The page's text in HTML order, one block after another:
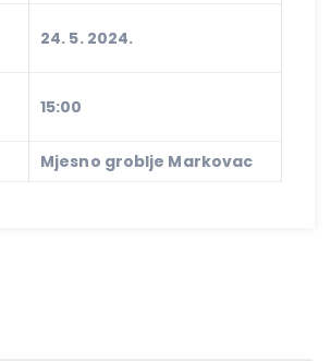
24. 5. 2024.
15:00
Mjesno groblje Markovac